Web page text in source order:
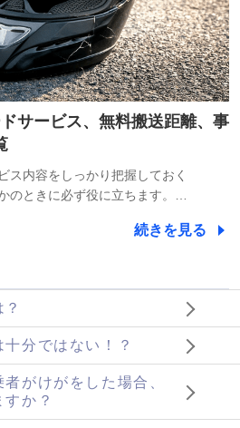
サービス、無料搬送距離、事
ス内容をしっかり把握しておく
のときに必ず役に立ちます。…
続きを見る
分ではない！？
がけがをした場合、
か？